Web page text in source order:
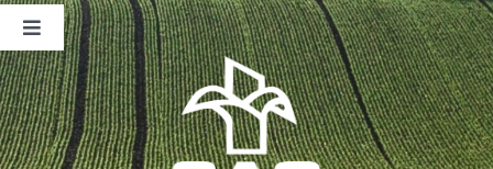
Saltar
contenido
Toggle
Navigation
Nosotros
Publicaciones
Sala de Prensa